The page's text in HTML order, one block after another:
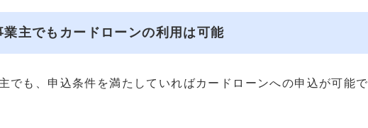
業主でもカードローンの利用は可能
でも、申込条件を満たしていればカードローンへの申込が可能で